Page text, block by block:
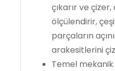
çıkarır ve
ölçülendirir,
parçaların
arakesitlerini
Temel